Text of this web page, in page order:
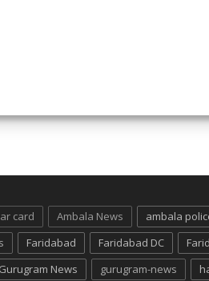
card Ambala News ambala
Faridabad Faridabad DC
Gurugram News gurugram-news